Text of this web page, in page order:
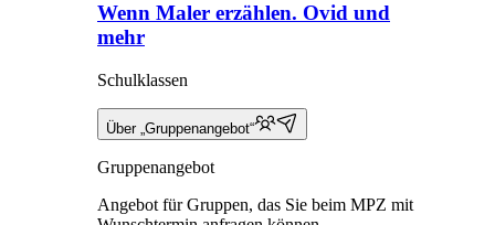
Wenn Maler erzählen. Ovid und
mehr
Schulklassen
Über „Gruppenangebot“
Gruppenangebot
Angebot für Gruppen, das Sie beim MPZ mit